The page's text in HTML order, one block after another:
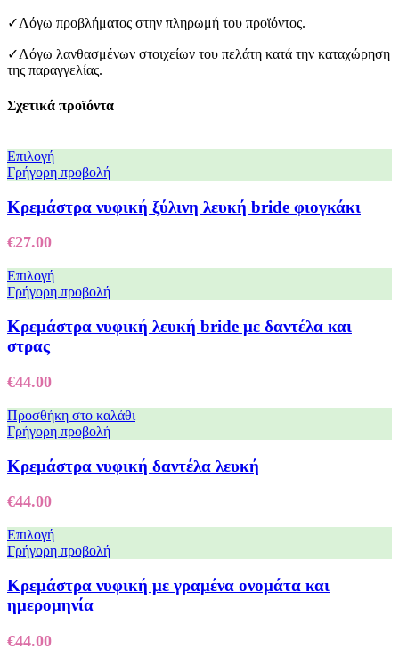
✓Λόγω προβλήματος στην πληρωμή του προϊόντος.
✓Λόγω λανθασμένων στοιχείων του πελάτη κατά την καταχώρηση
της παραγγελίας.
Σχετικά προϊόντα
Επιλογή
Γρήγορη προβολή
Κρεμάστρα νυφική ξύλινη λευκή bride φιογκάκι
€27.00
Επιλογή
Γρήγορη προβολή
Κρεμάστρα νυφική λευκή bride με δαντέλα και
στρας
€44.00
Προσθήκη στο καλάθι
Γρήγορη προβολή
Κρεμάστρα νυφική δαντέλα λευκή
€44.00
Επιλογή
Γρήγορη προβολή
Κρεμάστρα νυφική με γραμένα ονομάτα και
ημερομηνία
€44.00